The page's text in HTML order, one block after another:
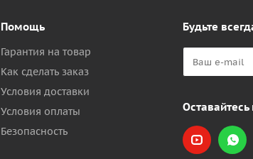
Помощь
Гарантия на товар
Как сделать заказ
Условия доставки
Условия оплаты
Безопасность
Будьте
Оставайтесь